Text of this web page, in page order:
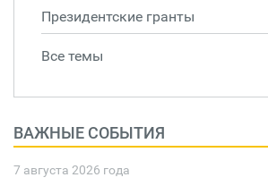
Президентские гранты
Все темы
ВАЖНЫЕ СОБЫТИЯ
7 августа 2026 года